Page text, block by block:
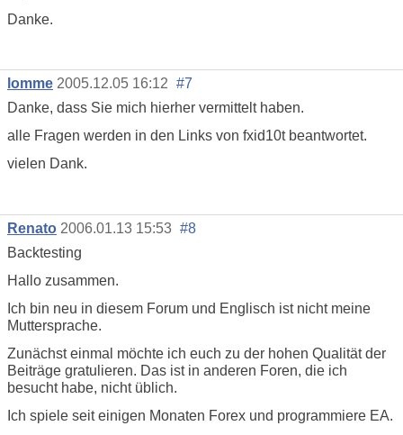
Danke.
lomme 2005.12.05 16:12 #7
Danke, dass Sie mich hierher vermittelt haben.
alle Fragen werden in den Links von fxid10t beantwortet.
vielen Dank.
Renato 2006.01.13 15:53 #8
Backtesting
Hallo zusammen.
Ich bin neu in diesem Forum und Englisch ist nicht meine
Muttersprache.
Zunächst einmal möchte ich euch zu der hohen Qualität der
Beiträge gratulieren. Das ist in anderen Foren, die ich
besucht habe, nicht üblich.
Ich spiele seit einigen Monaten Forex und programmiere EA.